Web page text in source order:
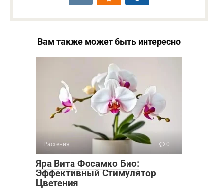
Вам также может быть интересно
Растения 0
Яра Вита Фосамко Био:
Эффективный Стимулятор
Цветения